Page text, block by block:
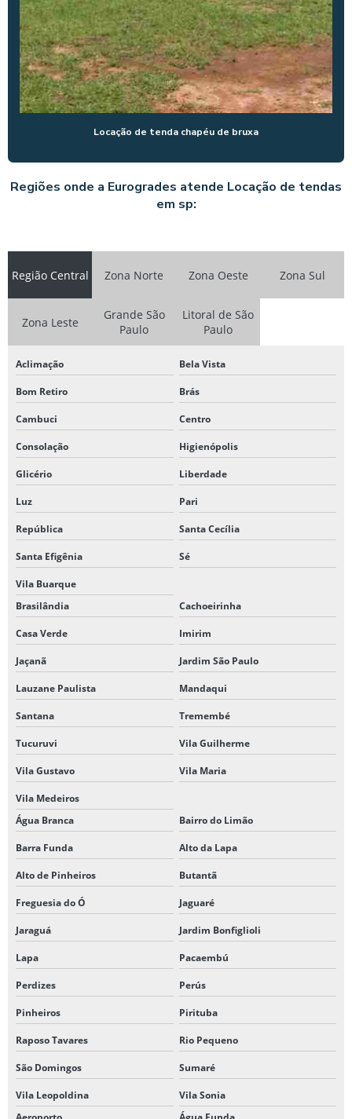
Locação de tenda chapéu de bruxa
Regiões onde a Eurogrades atende Locação de tendas
em sp:
Região Central Zona Norte Zona Oeste Zona Sul
Zona Leste
Grande São
Paulo
Litoral de São
Paulo
Aclimação Bela Vista
Bom Retiro Brás
Cambuci Centro
Consolação Higienópolis
Glicério Liberdade
Luz Pari
República Santa Cecília
Santa Efigênia Sé
Vila Buarque
Brasilândia
Cachoeirinha
Casa Verde Imirim
Jaçanã Jardim São Paulo
Lauzane Paulista Mandaqui
Santana Tremembé
Tucuruvi Vila Guilherme
Vila Gustavo Vila Maria
Vila Medeiros
Água Branca
Bairro do Limão
Barra Funda Alto da Lapa
Alto de Pinheiros Butantã
Freguesia do Ó Jaguaré
Jaraguá Jardim Bonfiglioli
Lapa Pacaembú
Perdizes Perús
Pinheiros Pirituba
Raposo Tavares Rio Pequeno
São Domingos Sumaré
Vila Leopoldina
Vila Sonia